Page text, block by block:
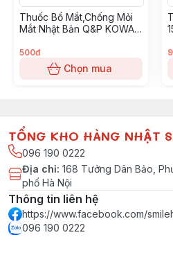
Với thành phần chính là
Thuốc Bổ Mắt,Chống Mỏi
Mắt Nhật Bản Q&P KOWA
500đ
Chọn mua
TỔNG KHO HÀNG NHẬT
096 190 0222
Địa chỉ: 168 Tưởng Dân Bảo,
phố Hà Nội
Thông tin liên hệ
https://www.facebook.com/
096 190 0222